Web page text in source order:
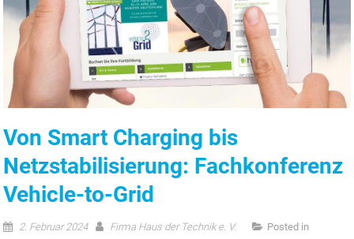
Von Smart Charging bis
Netzstabilisierung: Fachkonferenz
Vehicle-to-Grid
2. Februar 2024 Firma Haus der Technik e. V.
Posted in